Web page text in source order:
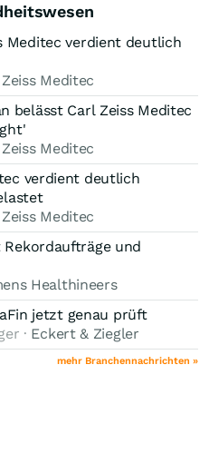
Meditec verdient deutlich
Meditec
belässt Carl Zeiss Meditec
Meditec
verdient deutlich
Meditec
Rekordaufträge und
Healthineers
jetzt genau prüft
· Eckert & Ziegler
mehr Branchennachrichten »